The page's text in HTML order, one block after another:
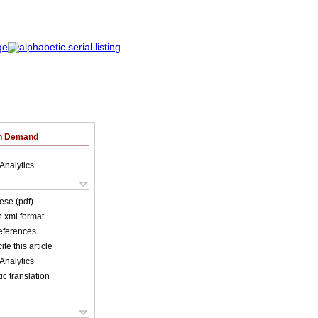
Demand
(pdf)
xml format
this article
translation